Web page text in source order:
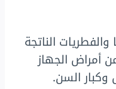
والفطريات الناتجة
أمراض الجهاز
السن.